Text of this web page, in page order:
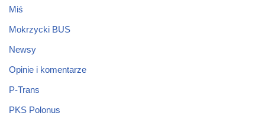
Miś
Mokrzycki BUS
Newsy
Opinie i komentarze
P-Trans
PKS Polonus